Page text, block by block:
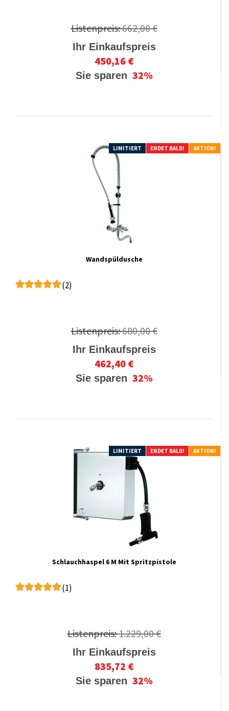
Listenpreis:662,00 €
Ihr Einkaufspreis
450,16 €
Sie sparen 32%
LIMITIERT ENDET BALD! AKTION!
Wandspüldusche
(2)
Listenpreis:680,00 €
Ihr Einkaufspreis
462,40 €
Sie sparen 32%
LIMITIERT ENDET BALD! AKTION!
Schlauchhaspel 6 M Mit Spritzpistole
(1)
Listenpreis:1.229,00 €
Ihr Einkaufspreis
835,72 €
Sie sparen 32%